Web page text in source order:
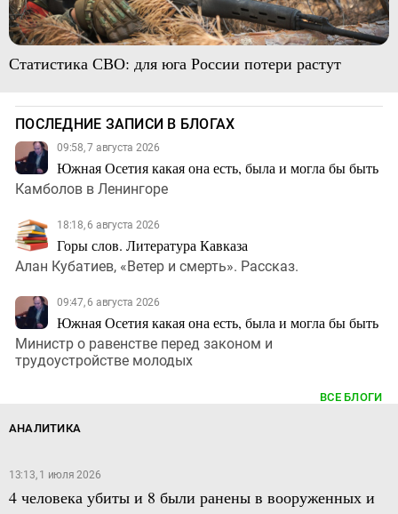
Статистика СВО: для юга России потери растут
ПОСЛЕДНИЕ ЗАПИСИ В БЛОГАХ
09:58, 7 августа 2026
Южная Осетия какая она есть, была и могла бы быть
Камболов в Ленингоре
18:18, 6 августа 2026
Горы слов. Литература Кавказа
Алан Кубатиев, «Ветер и смерть». Рассказ.
09:47, 6 августа 2026
Южная Осетия какая она есть, была и могла бы быть
Министр о равенстве перед законом и
трудоустройстве молодых
ВСЕ БЛОГИ
АНАЛИТИКА
13:13, 1 июля 2026
4 человека убиты и 8 были ранены в вооруженных и